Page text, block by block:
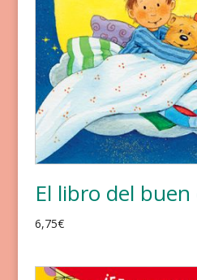
El libro del
6,75€